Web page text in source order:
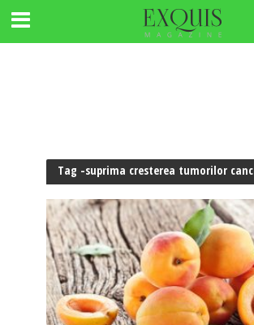
Tag -suprima cresterea tumorilor